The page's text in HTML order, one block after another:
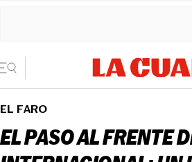
EL FARO
EL PASO AL FRENTE